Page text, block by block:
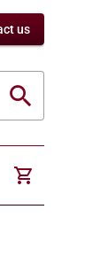
us
search
shopping_cart